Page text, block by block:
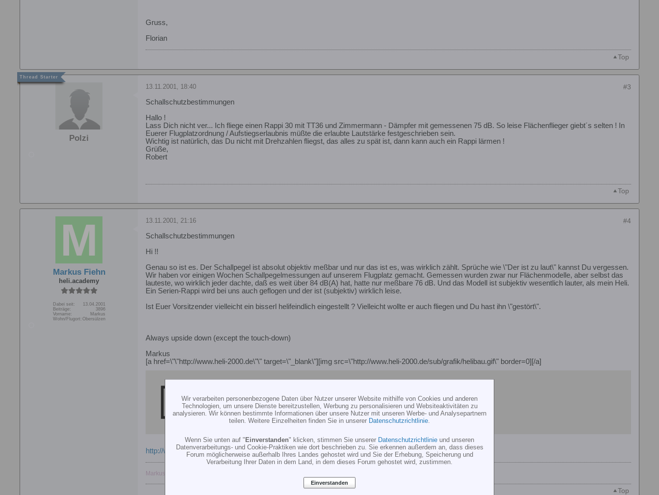
Gruss,
Florian
Top
Polzi
#3
13.11.2001, 18:40
Schallschutzbestimmungen
Hallo !
Lass Dich nicht ver... Ich fliege einen Rappi 30 mit TT36 und Zimmermann - Dämpfer mit gemessenen 75 dB. So leise Flächenflieger giebt´s selten ! In
Euerer Flugplatzordnung / Aufstiegserlaubnis müßte die erlaubte Lautstärke festgeschrieben sein.
Wichtig ist natürlich, das Du nicht mit Drehzahlen fliegst, das alles zu spät ist, dann kann auch ein Rappi lärmen !
Grüße,
Robert
Top
Markus Fiehn
heli.academy
Dabei seit:
13.04.2001
Beiträge:
3896
Vorname:
Markus
Wohn/Flugort: Obersülzen
#4
13.11.2001, 21:16
Schallschutzbestimmungen
Hi !!
Genau so ist es. Der Schallpegel ist absolut objektiv meßbar und nur das ist es, was wirklich zählt. Sprüche wie \"Der ist zu laut\" kannst Du vergessen.
Wir haben vor einigen Wochen Schallpegelmessungen auf unserem Flugplatz gemacht. Gemessen wurden zwar nur Flächenmodelle, aber selbst das
lauteste, wo wirklich jeder dachte, daß es weit über 84 dB(A) hat, hatte nur meßbare 76 dB. Und das Modell ist subjektiv wesentlich lauter, als mein Heli.
Ein Serien-Rappi wird bei uns auch geflogen und der ist (subjektiv) wirklich leise.
Ist Euer Vorsitzender vielleicht ein bisserl helifeindlich eingestellt ? Vielleicht wollte er auch fliegen und Du hast ihn \"gestört\".
Always upside down (except the touch-down)
Markus
[a href=\"\"http://www.heli-2000.de\"\" target=\"_blank\"][img src=\"http://www.heli-2000.de/sub/grafik/helibau.gif\" border=0][/a]
http://www.mfv-falke.de
Markus
Top
Wir verarbeiten personenbezogene Daten über Nutzer unserer Website mithilfe von Cookies und anderen
Technologien, um unsere Dienste bereitzustellen, Werbung zu personalisieren und Websiteaktivitäten zu
analysieren. Wir können bestimmte Informationen über unsere Nutzer mit unseren Werbe- und Analysepartnern
teilen. Weitere Einzelheiten finden Sie in unserer Datenschutzrichtlinie
Wenn Sie unten auf "Einverstanden" klicken, stimmen Sie unserer Datenschutzrichtlinie und unseren
Datenverarbeitungs- und Cookie-Praktiken wie dort beschrieben zu. Sie erkennen außerdem an, dass dieses
Forum möglicherweise außerhalb Ihres Landes gehostet wird und Sie der Erhebung, Speicherung und
Verarbeitung Ihrer Daten in dem Land, in dem dieses Forum gehostet wird, zustimmen.
Einverstanden